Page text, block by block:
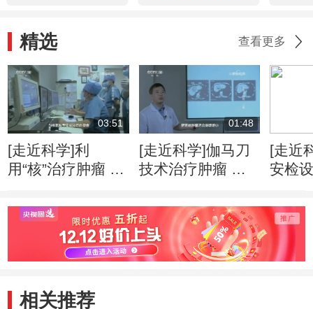
精选 查看更多
03:51
[走近科学]利
用“核”治疗肿瘤 是
程碑
01:48
[走近科学]伽马刀
技术治疗肿瘤 精
感染
[走近
安检
可
相关推荐